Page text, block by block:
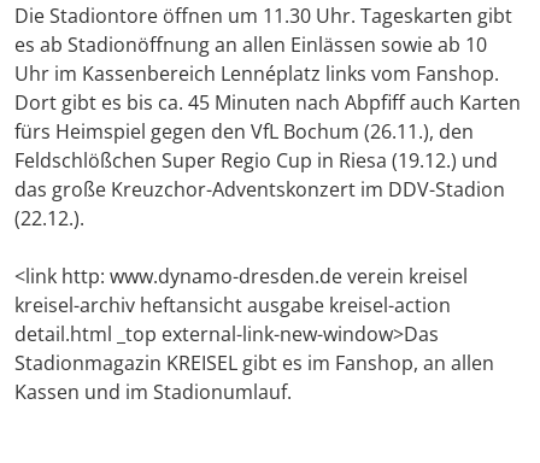
Die Stadiontore öffnen um 11.30 Uhr. Tageskarten gibt
es ab Stadionöffnung an allen Einlässen sowie ab 10
Uhr im Kassenbereich Lennéplatz links vom Fanshop.
Dort gibt es bis ca. 45 Minuten nach Abpfiff auch Karten
fürs Heimspiel gegen den VfL Bochum (26.11.), den
Feldschlößchen Super Regio Cup in Riesa (19.12.) und
das große Kreuzchor-Adventskonzert im DDV-Stadion
(22.12.).
<link http: www.dynamo-dresden.de verein kreisel
kreisel-archiv heftansicht ausgabe kreisel-action
detail.html _top external-link-new-window>Das
Stadionmagazin KREISEL gibt es im Fanshop, an allen
Kassen und im Stadionumlauf.